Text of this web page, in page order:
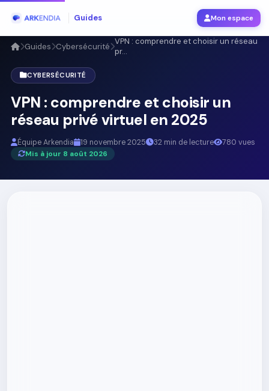
Guides Mon espace
Guides Cybersécurité VPN : comprendre et choisir un réseau
pr...
CYBERSÉCURITÉ
VPN : comprendre et choisir un
réseau privé virtuel en 2025
Équipe Arkendia 19 novembre 2025 32 min de lecture
780 vues
Mis à jour 8 août 2026